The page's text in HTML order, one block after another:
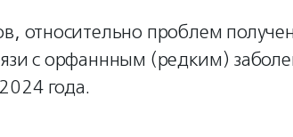
относительно проблем
с орфаннным (редким)
года.